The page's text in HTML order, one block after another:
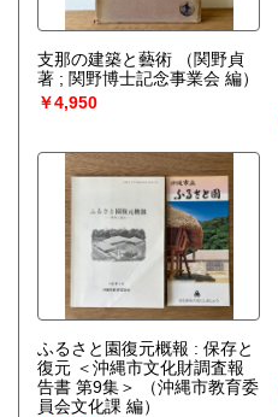
支那の建築と藝術
（関野貞
著 ; 関野博士記念事業会 編）
￥4,950
ふるさと園復元概報 : 保存と
復元 ＜沖縄市文化財調査報
告書 第9集＞
（沖縄市教育委
員会文化課 編）